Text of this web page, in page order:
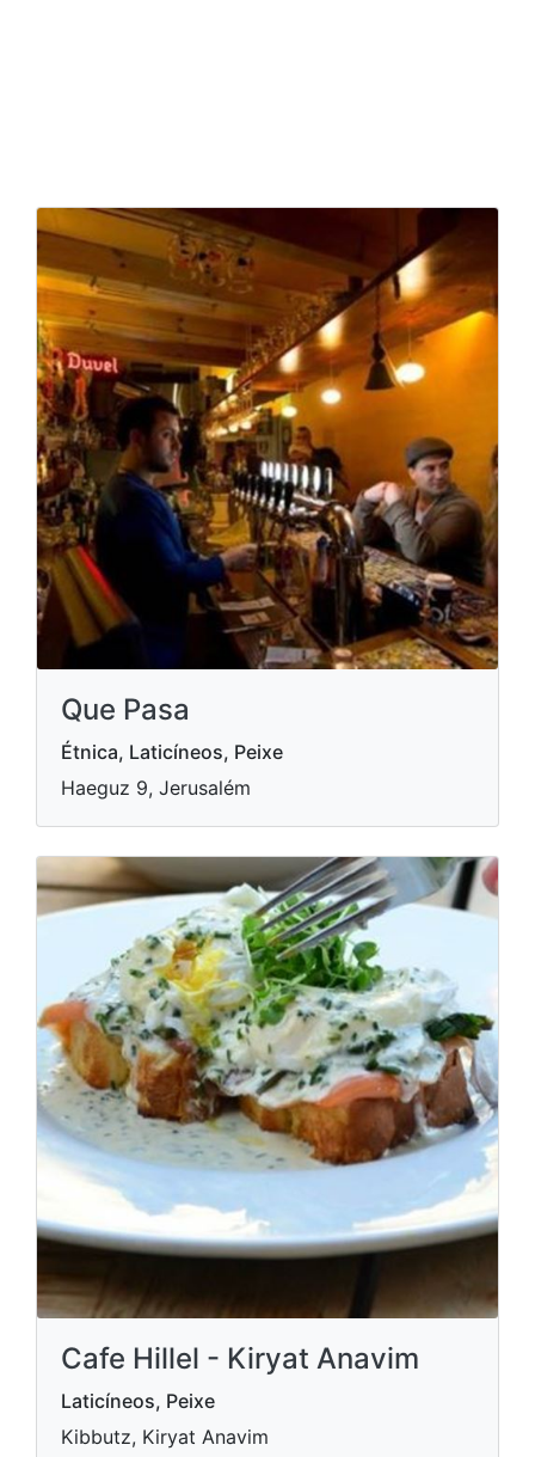
Que Pasa
Étnica, Laticíneos, Peixe
Haeguz 9, Jerusalém
Cafe Hillel - Kiryat Anavim
Laticíneos, Peixe
Kibbutz, Kiryat Anavim